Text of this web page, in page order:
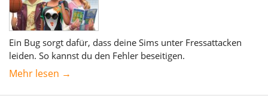
Ein Bug sorgt dafür, dass deine Sims unter Fressattacken
leiden. So kannst du den Fehler beseitigen.
Mehr lesen →